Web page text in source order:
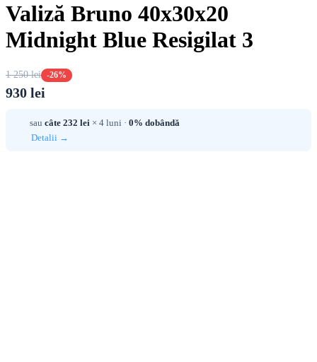
Valiză Bruno 40x30x20
Midnight Blue Resigilat 3
1 250 lei -26%
930 lei
sau câte 232 lei × 4 luni · 0% dobândă
Detalii →